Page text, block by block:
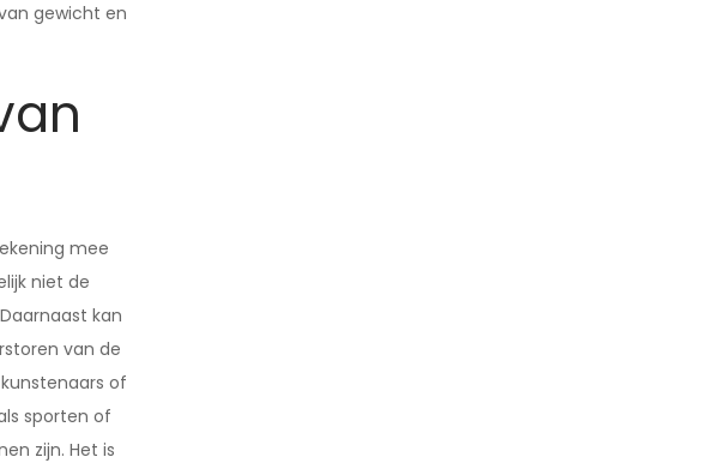
gewicht en
mee
niet de
kan
van de
of
sporten of
zijn. Het is